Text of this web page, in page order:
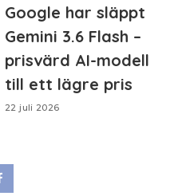
Google har släppt
Gemini 3.6 Flash –
prisvärd AI-modell
till ett lägre pris
22 juli 2026